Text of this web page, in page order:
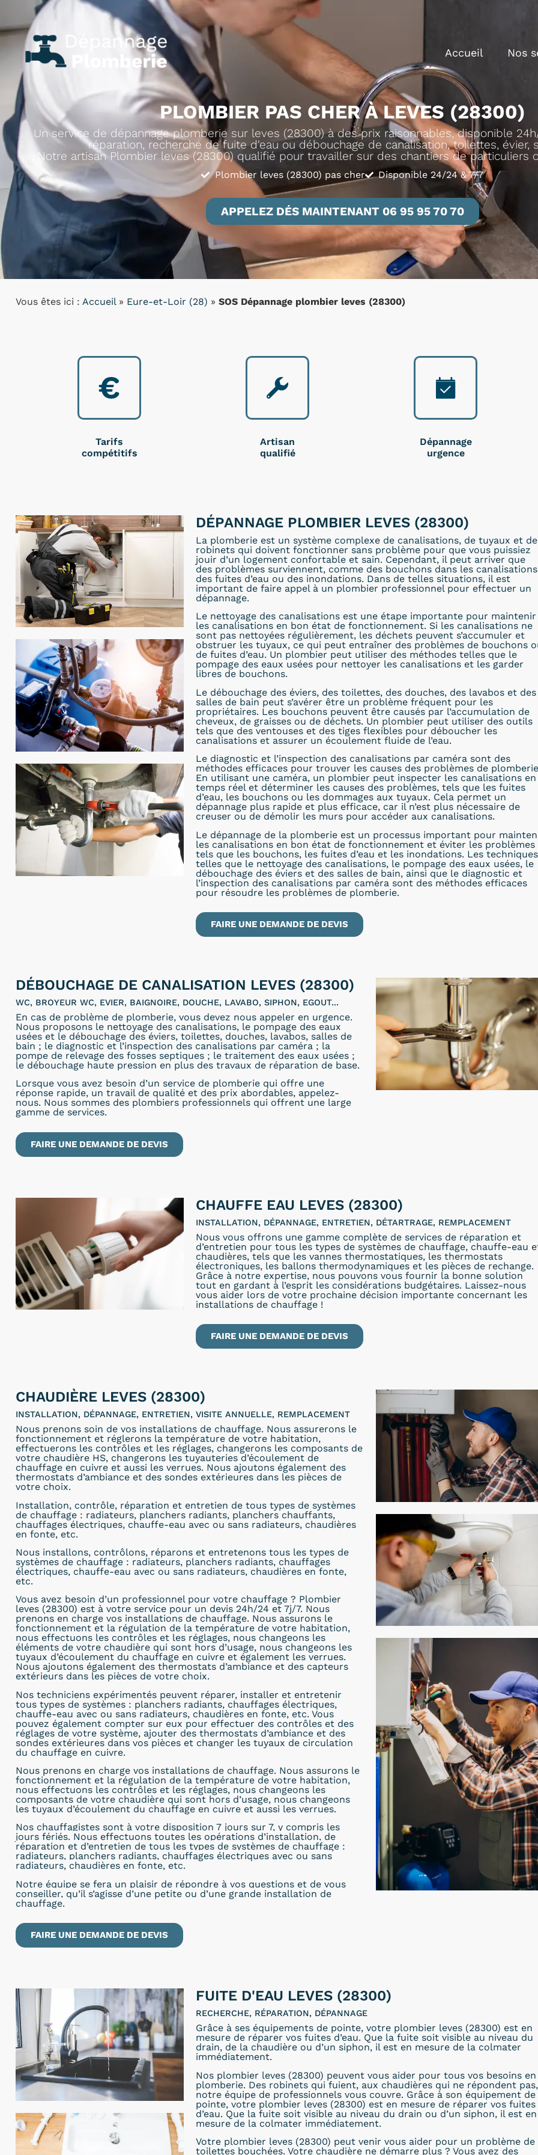
Accueil Nos
PLOMBIER PAS CHER À LEVES (28300)
Un service de dépannage plomberie sur leves (28300) à des prix raisonnables, disponible
réparation, recherche de fuite d'eau ou débouchage de canalisation, toilettes, évier,
Notre artisan Plombier leves (28300) qualifié pour travailler sur des chantiers de particuliers
Plombier leves (28300) pas cher Disponible 24/24 & 7/7
APPELEZ DÉS MAINTENANT 06 95 95 70 70
Vous êtes ici : Accueil» Eure-et-Loir (28) » SOS Dépannage plombier leves (28300)
Tarifs
compétitifs
Artisan
qualifié
Dépannage
urgence
DÉPANNAGE PLOMBIER LEVES (28300)
La plomberie est un système complexe de canalisations, de tuyaux et de
robinets qui doivent fonctionner sans problème pour que vous puissiez
jouir d’un logement confortable et sain. Cependant, il peut arriver que
des problèmes surviennent, comme des bouchons dans les
des fuites d’eau ou des inondations. Dans de telles situations, il est
important de faire appel à un plombier professionnel pour effectuer un
dépannage.
Le nettoyage des canalisations est une étape importante pour maintenir
les canalisations en bon état de fonctionnement. Si les canalisations ne
sont pas nettoyées régulièrement, les déchets peuvent s’accumuler et
obstruer les tuyaux, ce qui peut entraîner des problèmes de bouchons
de fuites d’eau. Un plombier peut utiliser des méthodes telles que le
pompage des eaux usées pour nettoyer les canalisations et les garder
libres de bouchons.
Le débouchage des éviers, des toilettes, des douches, des lavabos et des
salles de bain peut s’avérer être un problème fréquent pour les
propriétaires. Les bouchons peuvent être causés par l’accumulation de
cheveux, de graisses ou de déchets. Un plombier peut utiliser des outils
tels que des ventouses et des tiges flexibles pour déboucher les
canalisations et assurer un écoulement fluide de l’eau.
Le diagnostic et l’inspection des canalisations par caméra sont des
méthodes efficaces pour trouver les causes des problèmes de
En utilisant une caméra, un plombier peut inspecter les canalisations en
temps réel et déterminer les causes des problèmes, tels que les fuites
d’eau, les bouchons ou les dommages aux tuyaux. Cela permet un
dépannage plus rapide et plus efficace, car il n’est plus nécessaire de
creuser ou de démolir les murs pour accéder aux canalisations.
Le dépannage de la plomberie est un processus important pour
les canalisations en bon état de fonctionnement et éviter les problèmes
tels que les bouchons, les fuites d’eau et les inondations. Les techniques
telles que le nettoyage des canalisations, le pompage des eaux usées, le
débouchage des éviers et des salles de bain, ainsi que le diagnostic et
l’inspection des canalisations par caméra sont des méthodes efficaces
pour résoudre les problèmes de plomberie.
FAIRE UNE DEMANDE DE DEVIS
DÉBOUCHAGE DE CANALISATION LEVES (28300)
WC, BROYEUR WC, EVIER, BAIGNOIRE, DOUCHE, LAVABO, SIPHON, EGOUT...
En cas de problème de plomberie, vous devez nous appeler en urgence.
Nous proposons le nettoyage des canalisations, le pompage des eaux
usées et le débouchage des éviers, toilettes, douches, lavabos, salles de
bain ; le diagnostic et l’inspection des canalisations par caméra ; la
pompe de relevage des fosses septiques ; le traitement des eaux usées ;
le débouchage haute pression en plus des travaux de réparation de base.
Lorsque vous avez besoin d’un service de plomberie qui offre une
réponse rapide, un travail de qualité et des prix abordables, appelez-
nous. Nous sommes des plombiers professionnels qui offrent une large
gamme de services.
FAIRE UNE DEMANDE DE DEVIS
CHAUFFE EAU LEVES (28300)
INSTALLATION, DÉPANNAGE, ENTRETIEN, DÉTARTRAGE, REMPLACEMENT
Nous vous offrons une gamme complète de services de réparation et
d’entretien pour tous les types de systèmes de chauffage, chauffe-eau
chaudières, tels que les vannes thermostatiques, les thermostats
électroniques, les ballons thermodynamiques et les pièces de rechange.
Grâce à notre expertise, nous pouvons vous fournir la bonne solution
tout en gardant à l’esprit les considérations budgétaires. Laissez-nous
vous aider lors de votre prochaine décision importante concernant les
installations de chauffage !
FAIRE UNE DEMANDE DE DEVIS
CHAUDIÈRE LEVES (28300)
INSTALLATION, DÉPANNAGE, ENTRETIEN, VISITE ANNUELLE, REMPLACEMENT
Nous prenons soin de vos installations de chauffage. Nous assurerons le
fonctionnement et réglerons la température de votre habitation,
effectuerons les contrôles et les réglages, changerons les composants de
votre chaudière HS, changerons les tuyauteries d’écoulement de
chauffage en cuivre et aussi les verrues. Nous ajoutons également des
thermostats d’ambiance et des sondes extérieures dans les pièces de
votre choix.
Installation, contrôle, réparation et entretien de tous types de systèmes
de chauffage : radiateurs, planchers radiants, planchers chauffants,
chauffages électriques, chauffe-eau avec ou sans radiateurs, chaudières
en fonte, etc.
Nous installons, contrôlons, réparons et entretenons tous les types de
systèmes de chauffage : radiateurs, planchers radiants, chauffages
électriques, chauffe-eau avec ou sans radiateurs, chaudières en fonte,
etc.
Vous avez besoin d’un professionnel pour votre chauffage ? Plombier
leves (28300) est à votre service pour un devis 24h/24 et 7j/7. Nous
prenons en charge vos installations de chauffage. Nous assurons le
fonctionnement et la régulation de la température de votre habitation,
nous effectuons les contrôles et les réglages, nous changeons les
éléments de votre chaudière qui sont hors d’usage, nous changeons les
tuyaux d’écoulement du chauffage en cuivre et également les verrues.
Nous ajoutons également des thermostats d’ambiance et des capteurs
extérieurs dans les pièces de votre choix.
Nos techniciens expérimentés peuvent réparer, installer et entretenir
tous types de systèmes : planchers radiants, chauffages électriques,
chauffe-eau avec ou sans radiateurs, chaudières en fonte, etc. Vous
pouvez également compter sur eux pour effectuer des contrôles et des
réglages de votre système, ajouter des thermostats d’ambiance et des
sondes extérieures dans vos pièces et changer les tuyaux de circulation
du chauffage en cuivre.
Nous prenons en charge vos installations de chauffage. Nous assurons le
fonctionnement et la régulation de la température de votre habitation,
nous effectuons les contrôles et les réglages, nous changeons les
composants de votre chaudière qui sont hors d’usage, nous changeons
les tuyaux d’écoulement du chauffage en cuivre et aussi les verrues.
Nos chauffagistes sont à votre disposition 7 jours sur 7, y compris les
jours fériés. Nous effectuons toutes les opérations d’installation, de
réparation et d’entretien de tous les types de systèmes de chauffage :
radiateurs, planchers radiants, chauffages électriques avec ou sans
radiateurs, chaudières en fonte, etc.
Notre équipe se fera un plaisir de répondre à vos questions et de vous
conseiller, qu’il s’agisse d’une petite ou d’une grande installation de
chauffage.
FAIRE UNE DEMANDE DE DEVIS
FUITE D'EAU LEVES (28300)
RECHERCHE, RÉPARATION, DÉPANNAGE
Grâce à ses équipements de pointe, votre plombier leves (28300) est en
mesure de réparer vos fuites d’eau. Que la fuite soit visible au niveau du
drain, de la chaudière ou d’un siphon, il est en mesure de la colmater
immédiatement.
Nos plombier leves (28300) peuvent vous aider pour tous vos besoins en
plomberie. Des robinets qui fuient, aux chaudières qui ne répondent pas,
notre équipe de professionnels vous couvre. Grâce à son équipement de
pointe, votre plombier leves (28300) est en mesure de réparer vos fuites
d’eau. Que la fuite soit visible au niveau du drain ou d’un siphon, il est en
mesure de la colmater immédiatement.
Votre plombier leves (28300) peut venir vous aider pour un problème de
toilettes bouchées. Votre chaudière ne démarre plus ? Vous avez des